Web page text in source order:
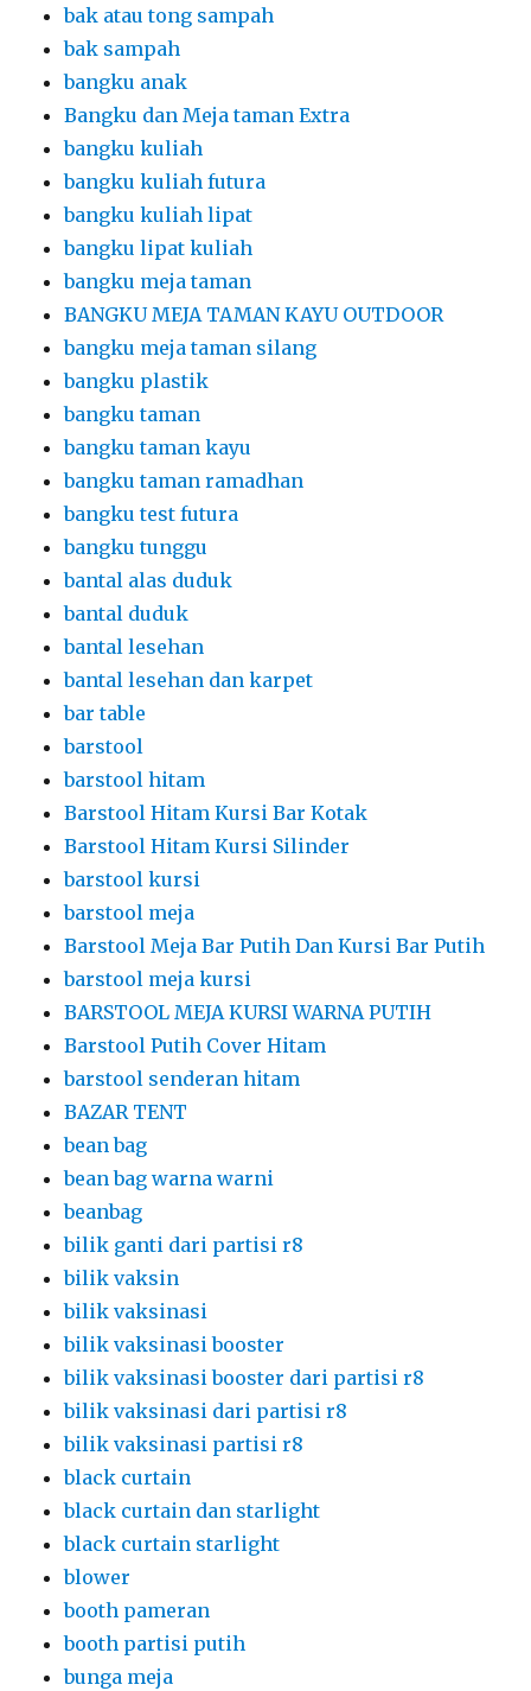
bak atau tong sampah
bak sampah
bangku anak
Bangku dan Meja taman Extra
bangku kuliah
bangku kuliah futura
bangku kuliah lipat
bangku lipat kuliah
bangku meja taman
BANGKU MEJA TAMAN KAYU OUTDOOR
bangku meja taman silang
bangku plastik
bangku taman
bangku taman kayu
bangku taman ramadhan
bangku test futura
bangku tunggu
bantal alas duduk
bantal duduk
bantal lesehan
bantal lesehan dan karpet
bar table
barstool
barstool hitam
Barstool Hitam Kursi Bar Kotak
Barstool Hitam Kursi Silinder
barstool kursi
barstool meja
Barstool Meja Bar Putih Dan Kursi Bar Putih
barstool meja kursi
BARSTOOL MEJA KURSI WARNA PUTIH
Barstool Putih Cover Hitam
barstool senderan hitam
BAZAR TENT
bean bag
bean bag warna warni
beanbag
bilik ganti dari partisi r8
bilik vaksin
bilik vaksinasi
bilik vaksinasi booster
bilik vaksinasi booster dari partisi r8
bilik vaksinasi dari partisi r8
bilik vaksinasi partisi r8
black curtain
black curtain dan starlight
black curtain starlight
blower
booth pameran
booth partisi putih
bunga meja